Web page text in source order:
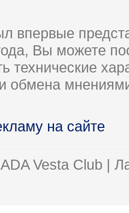
впервые
Вы можете
технические
обмена
на сайте
Vesta Club |